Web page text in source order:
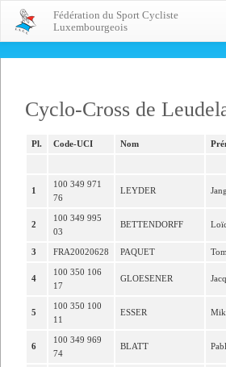
Fédération du Sport Cycliste
Luxembourgeois
Cyclo-Cross de
Pl. Code-UCI Nom
1
100 349 971
76
LEYDER Jang
2
100 349 995
03
BETTENDORFF
3 FRA20020628 PAQUET Tom
4
100 350 106
17
GLOESENER
5
100 350 100
11
ESSER Mik
6
100 349 969
74
BLATT